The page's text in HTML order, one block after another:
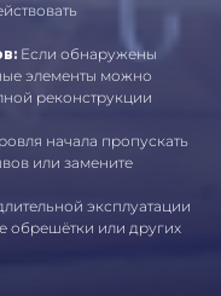
Если обнаружены
элементы можно
реконструкции
начала пропускать
или замените
эксплуатации
обрешётки или других